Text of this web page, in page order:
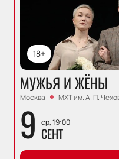
18+
МУЖЬЯ И ЖЁНЫ
Москва МХТ им. А. П.
9 ср, 19:00
СЕНТ